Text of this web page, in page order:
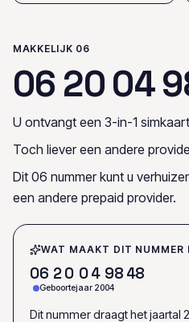
MAKKELIJK 06
06 20049
U ontvangt een 3-in-1
Toch liever een andere
Dit 06 nummer kunt u
een andere prepaid provider.
WAT MAAKT DIT NUMMER
06 20 04 98 48
Geboortejaar 2004
Dit nummer draagt het jaartal